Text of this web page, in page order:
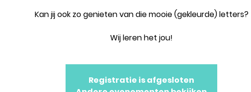
Kan jij ook zo genieten van die mooie (gekleurde) letters?
Wij leren het jou!
Registratie is afgesloten